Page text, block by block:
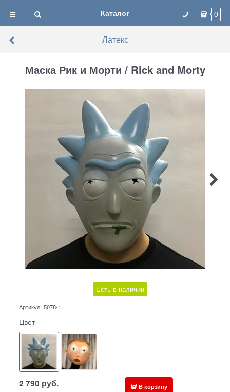
Каталог 0
Латекс
Маска Рик и Морти / Rick and Morty
Есть в наличии
Артикул: 5078-1
Цвет
2 790 руб. В корзину